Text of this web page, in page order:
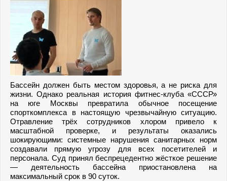
Бассейн должен быть местом здоровья, а не риска для
жизни. Однако реальная история фитнес-клуба «СССР»
на юге Москвы превратила обычное посещение
спорткомплекса в настоящую чрезвычайную ситуацию.
Отравление трёх сотрудников хлором привело к
масштабной проверке, и результаты оказались
шокирующими: системные нарушения санитарных норм
создавали прямую угрозу для всех посетителей и
персонала. Суд принял беспрецедентно жёсткое решение
— деятельность бассейна приостановлена на
максимальный срок в 90 суток.